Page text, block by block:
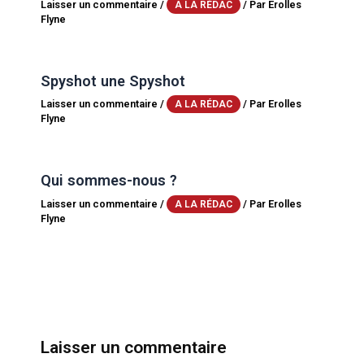
Laisser un commentaire / A LA RÉDAC / Par Erolles
Flyne
Spyshot une Spyshot
Laisser un commentaire / A LA RÉDAC / Par Erolles
Flyne
Qui sommes-nous ?
Laisser un commentaire / A LA RÉDAC / Par Erolles
Flyne
Laisser un commentaire